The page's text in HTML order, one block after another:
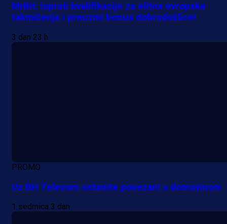
MrBit: Isprati kvalifikacije za elitna evropska
takmičenja i preuzmi bonus dobrodošlice!
3 dan 23 h
PROMO
Uz BH Telecom ostanite povezani s domovinom
1 sedmica 3 dan